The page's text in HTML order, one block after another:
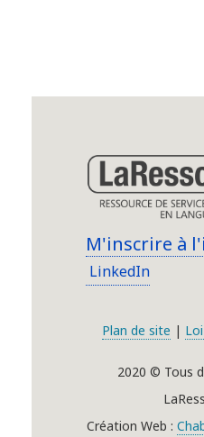
M'inscrire à
LinkedIn
Plan de site |
2020 © Tous
Création Web :